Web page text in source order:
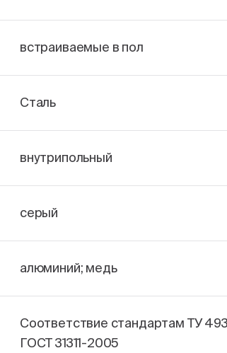
встраиваемые в пол
Сталь
внутрипольный
серый
алюминий; медь
Соответствие стандартам ТУ
ГОСТ 31311-2005